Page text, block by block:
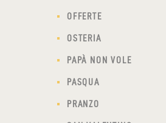
OFFERTE
OSTERIA
PAPÀ NON VOLE
PASQUA
PRANZO